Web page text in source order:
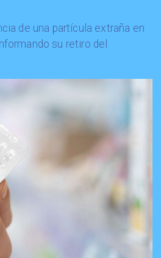
de una partícula extraña en
su retiro del